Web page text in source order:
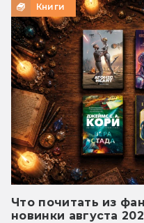
Книги
Что почитать из
новинки августа